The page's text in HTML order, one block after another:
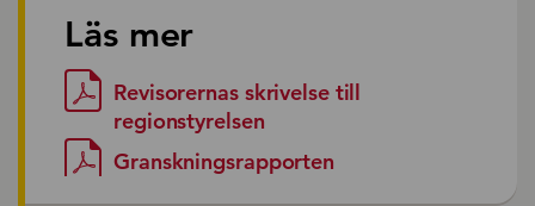
Läs mer
Revisorernas skrivelse till
regionstyrelsen
Granskningsrapporten